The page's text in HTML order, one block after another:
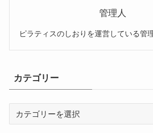
管理人
ピラティスのしおりを運営している管
カテゴリー